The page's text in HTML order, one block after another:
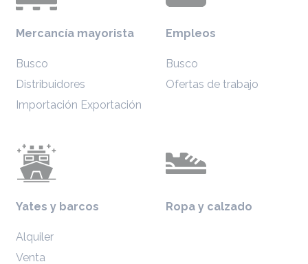
Mercancía mayorista
Busco
Distribuidores
Importación Exportación
Empleos
Busco
Ofertas de trabajo
Yates y barcos
Alquiler
Venta
Ropa y calzado